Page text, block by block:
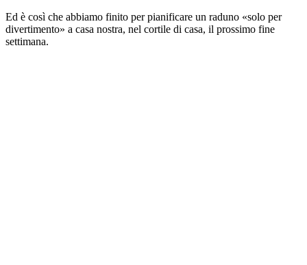
Ed è così che abbiamo finito per pianificare un raduno «solo per
divertimento» a casa nostra, nel cortile di casa, il prossimo fine
settimana.